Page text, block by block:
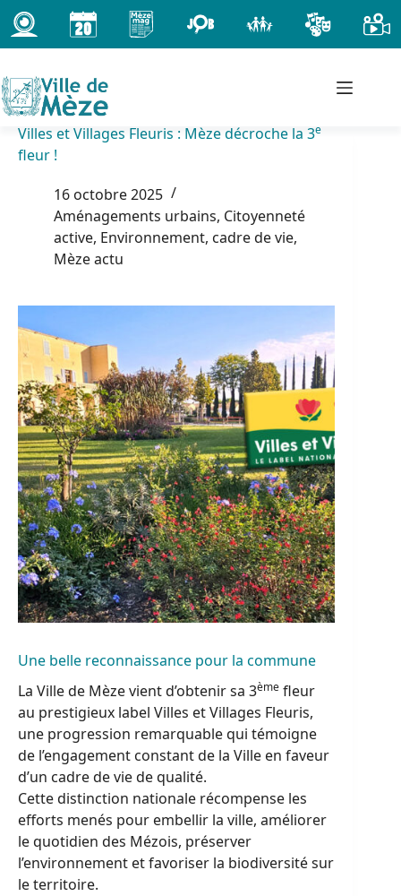
Passer
au
contenu
Villes et Villages Fleuris : Mèze décroche la 3e
fleur !
16 octobre 2025
Aménagements urbains, Citoyenneté
active, Environnement, cadre de vie,
Mèze actu
Une belle reconnaissance pour la commune
La Ville de Mèze vient d’obtenir sa 3ème fleur
au prestigieux label Villes et Villages Fleuris,
une progression remarquable qui témoigne
de l’engagement constant de la Ville en faveur
d’un cadre de vie de qualité.
Cette distinction nationale récompense les
efforts menés pour embellir la ville, améliorer
le quotidien des Mézois, préserver
l’environnement et favoriser la biodiversité sur
le territoire.